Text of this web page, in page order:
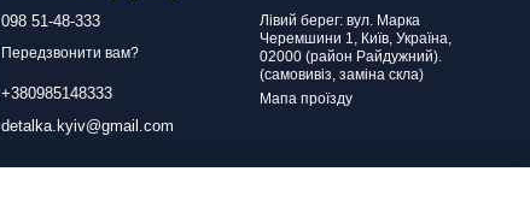
098 51-48-333
Передзвонити вам?
+380985148333
detalka.kyiv@gmail.com
Лівий берег: вул. Марка
Черемшини 1, Київ, Україна,
02000 (район Райдужний).
(самовивіз, заміна скла)
Мапа проїзду